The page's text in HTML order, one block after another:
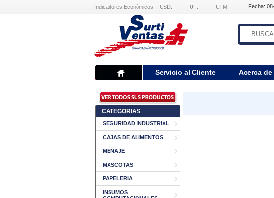
Indicadores Económicos USD: --- UF: --- UTM: --- Fecha:
Servicio al Cliente Acerca
CATEGORIAS
SEGURIDAD INDUSTRIAL
CAJAS DE ALIMENTOS
MENAJE
MASCOTAS
PAPELERIA
INSUMOS